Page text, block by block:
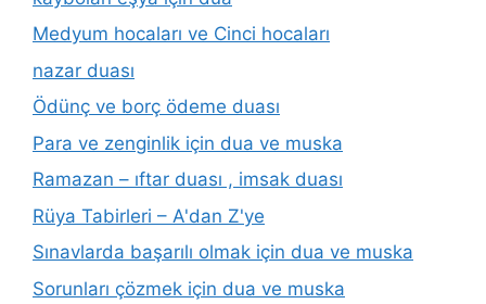
Medyum hocaları ve Cinci hocaları
nazar duası
Ödünç ve borç ödeme duası
Para ve zenginlik için dua ve muska
Ramazan – ıftar duası , imsak duası
Rüya Tabirleri – A'dan Z'ye
Sınavlarda başarılı olmak için dua ve muska
Sorunları çözmek için dua ve muska